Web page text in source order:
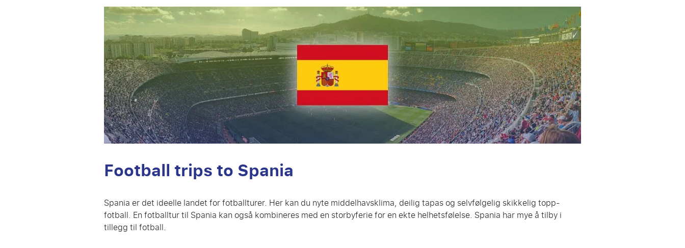
Football trips to Spania
Spania er det ideelle landet for fotballturer. Her kan du nyte middelhavsklima, deilig tapas og selvfølgelig skikkelig topp-
fotball. En fotballtur til Spania kan også kombineres med en storbyferie for en ekte helhetsfølelse. Spania har mye å tilby i
tillegg til fotball.